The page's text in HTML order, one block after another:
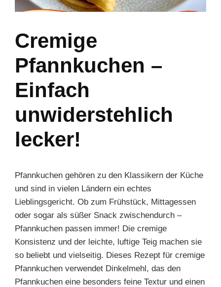
Cremige
Pfannkuchen –
Einfach
unwiderstehlich
lecker!
Pfannkuchen gehören zu den Klassikern der Küche
und sind in vielen Ländern ein echtes
Lieblingsgericht. Ob zum Frühstück, Mittagessen
oder sogar als süßer Snack zwischendurch –
Pfannkuchen passen immer! Die cremige
Konsistenz und der leichte, luftige Teig machen sie
so beliebt und vielseitig. Dieses Rezept für cremige
Pfannkuchen verwendet Dinkelmehl, das den
Pfannkuchen eine besonders feine Textur und einen